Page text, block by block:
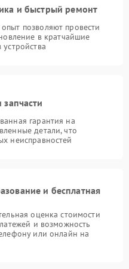
и быстрый ремонт
позволяют провести
в кратчайшие
гарантия на
детали, что
неисправностей
и бесплатная
оценка стоимости
и возможность
или онлайн на